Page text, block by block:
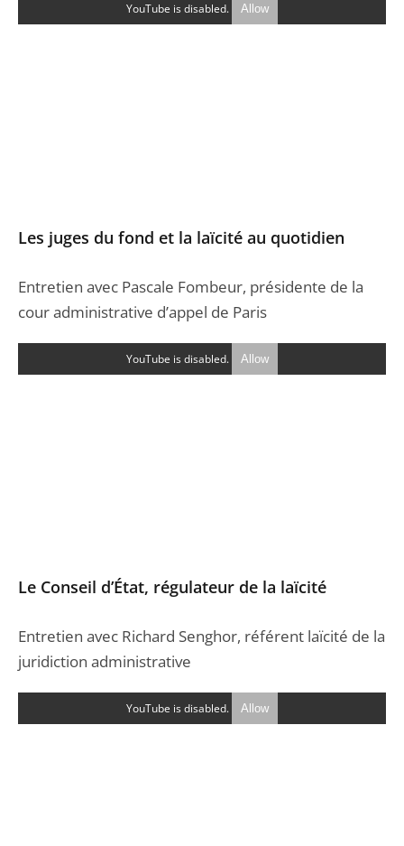
YouTube is disabled. Allow
Les juges du fond et la laïcité au quotidien
Entretien avec Pascale Fombeur, présidente de la
cour administrative d’appel de Paris
YouTube is disabled. Allow
Le Conseil d’État, régulateur de la laïcité
Entretien avec Richard Senghor, référent laïcité de la
juridiction administrative
YouTube is disabled. Allow